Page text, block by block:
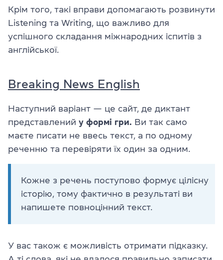
Крім того, такі вправи допомагають розвинути
Listening та Writing, що важливо для
успішного складання міжнародних іспитів з
англійської.
Breaking News English
Наступний варіант — це сайт, де диктант
представлений у формі гри. Ви так само
маєте писати не ввесь текст, а по одному
реченню та перевіряти їх один за одним.
Кожне з речень поступово формує цілісну
історію, тому фактично в результаті ви
напишете повноцінний текст.
У вас також є можливість отримати підказку.